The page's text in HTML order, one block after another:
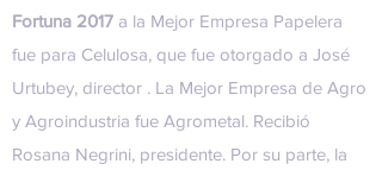
Fortuna 2017 a la Mejor Empresa Papelera
fue para Celulosa, que fue otorgado a José
Urtubey, director . La Mejor Empresa de Agro
y Agroindustria fue Agrometal. Recibió
Rosana Negrini, presidente. Por su parte, la